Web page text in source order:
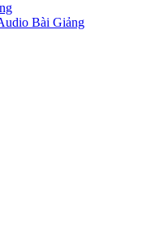
Bài Giảng